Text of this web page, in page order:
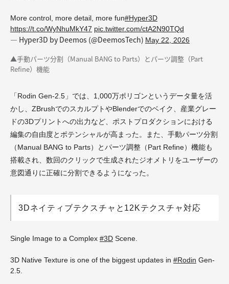
More control, more detail, more fun#Hyper3D
https://t.co/WyNhuMkY47 pic.twitter.com/ctA2N90TQd
— Hyper3D by Deemos (@DeemosTech) May 22, 2026
▲手動パーツ分割（Manual BANG to Parts）とパーツ調整（Part
Refine）機能
「Rodin Gen-2.5」では、1,000万ポリゴンというデータ量を活
かし、ZBrushでのスカルプトやBlenderでのベイク、産業グレー
ドの3Dプリントへの出力など、ポストプロダクションにおける
編集の自由度とポテンシャルが高まった。また、手動パーツ分割
（Manual BANG to Parts）とパーツ調整（Part Refine）機能も
搭載され、数回のクリックで生成されたジオメトリをユーザーの
意図通りに正確に分割できるようになった。
3Dネイティブテクスチャと12Kテクスチャ対応
Single Image to a Complex #3D Scene.
3D Native Texture is one of the biggest updates in #Rodin Gen-
2.5.